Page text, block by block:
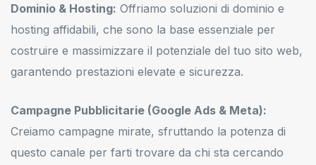
Dominio & Hosting: Offriamo soluzioni di dominio e
hosting affidabili, che sono la base essenziale per
costruire e massimizzare il potenziale del tuo sito web,
garantendo prestazioni elevate e sicurezza.
Campagne Pubblicitarie (Google Ads & Meta):
Creiamo campagne mirate, sfruttando la potenza di
questo canale per farti trovare da chi sta cercando